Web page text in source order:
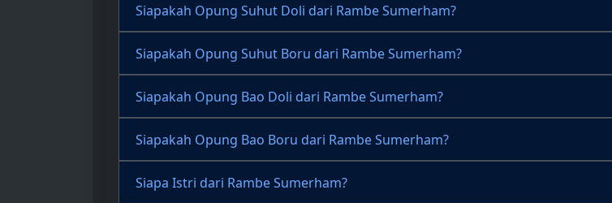
Siapakah Opung Suhut Doli dari Rambe Sumerham?
Siapakah Opung Suhut Boru dari Rambe Sumerham?
Siapakah Opung Bao Doli dari Rambe Sumerham?
Siapakah Opung Bao Boru dari Rambe Sumerham?
Siapa Istri dari Rambe Sumerham?